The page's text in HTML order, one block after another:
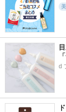
5.3
13631件
エッセンスイン ク
レンジングフォーム
d プログラム
d